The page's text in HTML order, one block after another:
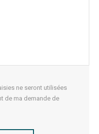
ne seront utilisées
de ma demande de